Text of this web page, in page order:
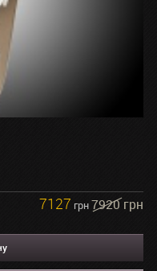
7127 грн7920 грн